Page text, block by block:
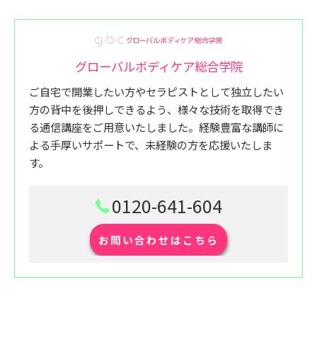
グローバルボディケア総合学院
ご自宅で開業したい方やセラピストとして独立したい
方の背中を後押しできるよう、様々な技術を取得でき
る通信講座をご用意いたしました。経験豊富な講師に
よる手厚いサポートで、未経験の方を応援いたしま
す。
0120-641-604
お問い合わせはこちら